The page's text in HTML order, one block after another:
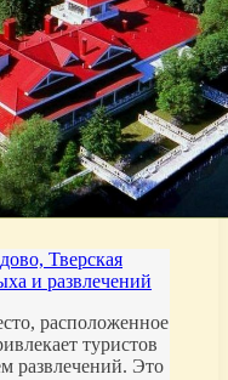
Тверская
и развлечений
расположенное
туристов
развлечений. Это